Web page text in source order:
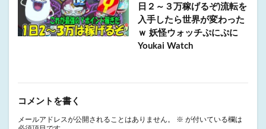
日２～３万稼げるぞ)流転を
入手したら世界が変わった
ｗ 妖怪ウォッチぷにぷに
Youkai Watch
コメントを書く
メールアドレスが公開されることはありません。 ※ が付いている欄は